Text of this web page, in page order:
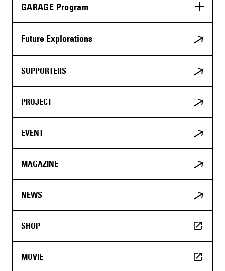
GARAGE Program
Future Explorations
SUPPORTERS
PROJECT
EVENT
MAGAZINE
NEWS
SHOP
MOVIE